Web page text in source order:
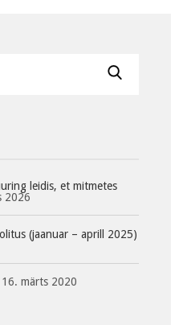
leidis, et mitmetes
2026
(jaanuar – aprill 2025)
16. märts 2020